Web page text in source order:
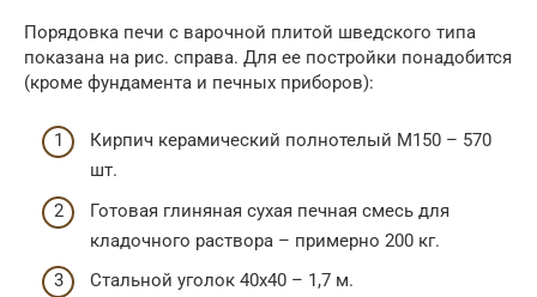
Порядовка печи с варочной плитой шведского типа
показана на рис. справа. Для ее постройки понадобится
(кроме фундамента и печных приборов):
Кирпич керамический полнотелый М150 – 570
шт.
Готовая глиняная сухая печная смесь для
кладочного раствора – примерно 200 кг.
Стальной уголок 40х40 – 1,7 м.